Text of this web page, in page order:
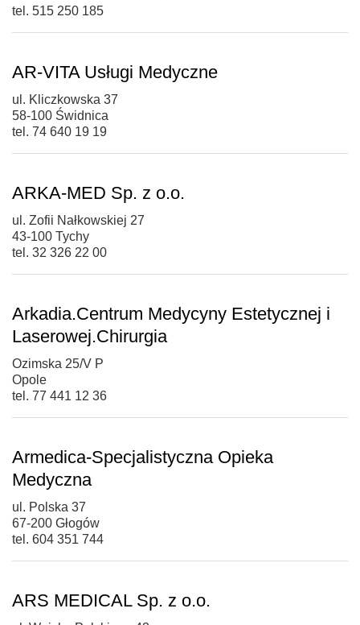
tel. 515 250 185
AR-VITA Usługi Medyczne
ul. Kliczkowska 37
58-100 Świdnica
tel. 74 640 19 19
ARKA-MED Sp. z o.o.
ul. Zofii Nałkowskiej 27
43-100 Tychy
tel. 32 326 22 00
Arkadia.Centrum Medycyny Estetycznej i
Laserowej.Chirurgia
Ozimska 25/V P
Opole
tel. 77 441 12 36
Armedica-Specjalistyczna Opieka
Medyczna
ul. Polska 37
67-200 Głogów
tel. 604 351 744
ARS MEDICAL Sp. z o.o.